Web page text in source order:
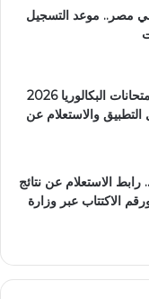
الجامعات 2026 في مصر.. موعد التسجيل
رابط تنزيل تطبيق نتائج امتحانات البكالوريا 2026
والاستعلام عن
2026 سوريا.. رابط الاستعلام عن نتائج
الاكتتاب عبر وزارة